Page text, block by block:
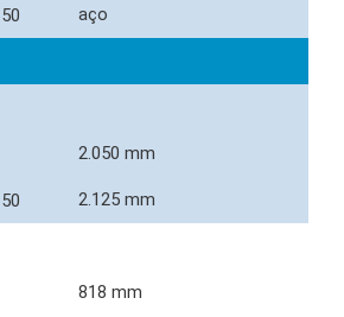
aço
2.050 mm
2.125 mm
818 mm